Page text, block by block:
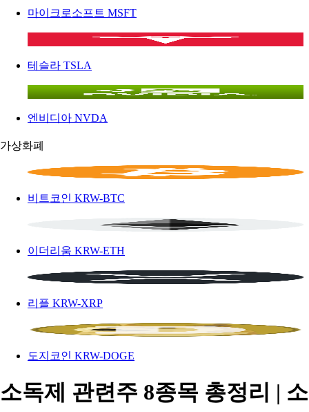
마이크로소프트 MSFT
테슬라 TSLA
엔비디아 NVDA
가상화폐
비트코인 KRW-BTC
이더리움 KRW-ETH
리플 KRW-XRP
도지코인 KRW-DOGE
소독제 관련주 8종목 총정리 | 소